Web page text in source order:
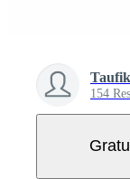
154